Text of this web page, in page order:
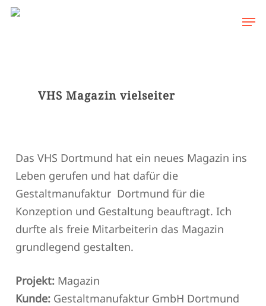
Skip
VHS Magazin vielseiter
Das VHS Dortmund hat ein neues Magazin ins
Leben gerufen und hat dafür die
Gestaltmanufaktur Dortmund für die
Konzeption und Gestaltung beauftragt. Ich
durfte als freie Mitarbeiterin das Magazin
grundlegend gestalten.
Projekt:Magazin
Kunde:Gestaltmanufaktur GmbH Dortmund